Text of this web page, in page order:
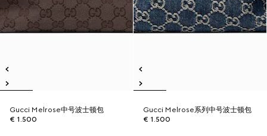
Gucci Melrose中号波士顿包
€ 1.500
Gucci Melrose系列中号波士顿包
€ 1.500